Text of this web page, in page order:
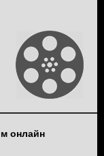
онлайн